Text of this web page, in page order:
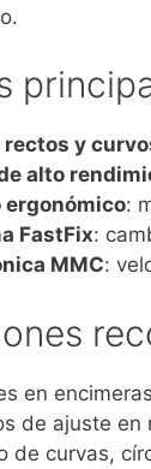
rectos y
alto
ergonómico:
FastFix:
MMC:
en
de ajuste en
de curvas,